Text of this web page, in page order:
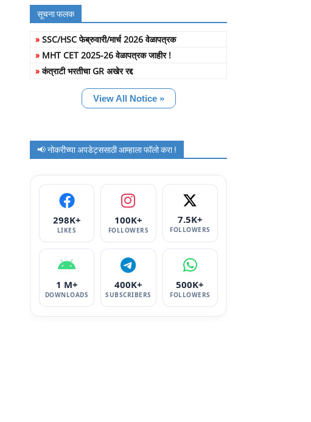
सूचना फलक
» SSC/HSC फेब्रुवारी/मार्च 2026 वेळापत्रक
» MHT CET 2025-26 वेळापत्रक जाहीर !
»कंत्राटी भरतीचा GR अखेर रद्द
View All Notice »
📢 नोकरीच्या अपडेट्ससाठी आम्हाला फॉलो करा !
298K+
LIKES
100K+
FOLLOWERS
7.5K+
FOLLOWERS
1 M+
DOWNLOADS
400K+
SUBSCRIBERS
500K+
FOLLOWERS